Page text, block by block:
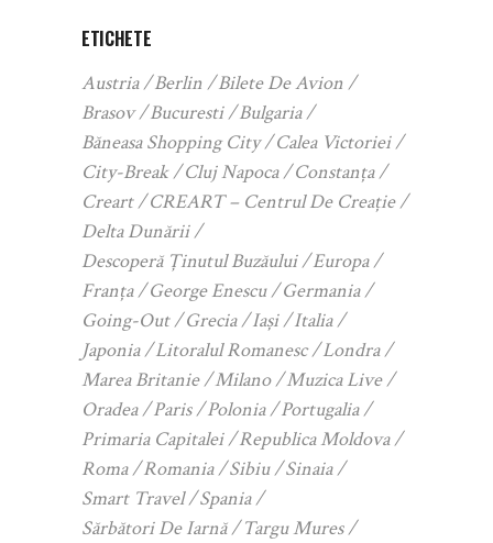
ETICHETE
Austria Berlin
Bilete De Avion
Brasov
Bucuresti
Bulgaria
Băneasa Shopping City
Calea Victoriei
City-Break
Cluj Napoca
Constanța
Creart
CREART – Centrul De Creație
Delta Dunării
Descoperă Ținutul Buzăului
Europa
Franța
George Enescu
Germania
Going-Out
Grecia Iași
Italia
Japonia
Litoralul Romanesc
Londra
Marea Britanie
Milano
Muzica Live
Oradea
Paris Polonia
Portugalia
Primaria Capitalei
Republica Moldova
Roma
Romania Sibiu
Sinaia
Smart Travel
Spania
Sărbători De Iarnă
Targu Mures